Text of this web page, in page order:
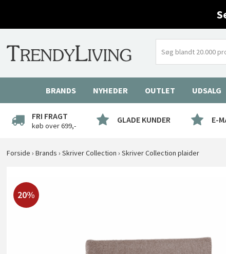
BRANDS NYHEDER OUTLET UDSALG
FRI FRAGT
køb over 699,-
GLADE KUNDER E-
Forside ›Brands ›Skriver Collection ›Skriver Collection plaider
20%